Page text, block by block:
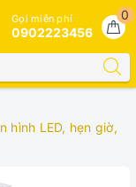
0
Gọi miễn phí
0902223456
hình LED, hẹn giờ,